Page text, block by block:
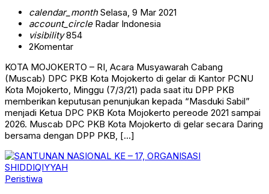
calendar_monthSelasa, 9 Mar 2021
account_circleRadar Indonesia
visibility854
2Komentar
KOTA MOJOKERTO – RI, Acara Musyawarah Cabang
(Muscab) DPC PKB Kota Mojokerto di gelar di Kantor PCNU
Kota Mojokerto, Minggu (7/3/21) pada saat itu DPP PKB
memberikan keputusan penunjukan kepada “Masduki Sabil”
menjadi Ketua DPC PKB Kota Mojokerto pereode 2021 sampai
2026. Muscab DPC PKB Kota Mojokerto di gelar secara Daring
bersama dengan DPP PKB, […]
Peristiwa